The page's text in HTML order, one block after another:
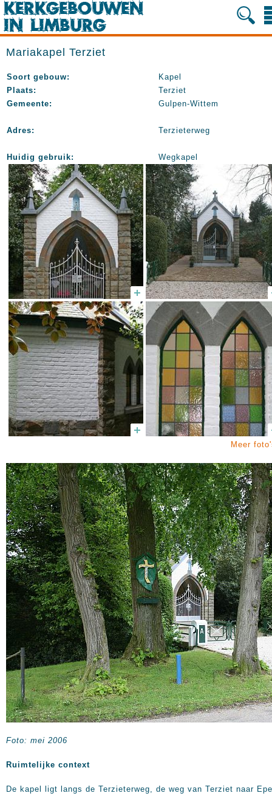
Mariakapel Terziet
Soort gebouw:
Kapel
Plaats:
Terziet
Gemeente:
Gulpen-Wittem
Adres: Terzieterweg
Huidig gebruik: Wegkapel
Meer
Foto: mei 2006
Ruimtelijke context
De kapel ligt langs de Terzieterweg, de weg van Terziet naar